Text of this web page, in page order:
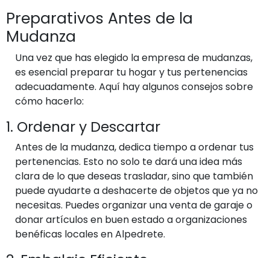
Preparativos Antes de la
Mudanza
Una vez que has elegido la empresa de mudanzas,
es esencial preparar tu hogar y tus pertenencias
adecuadamente. Aquí hay algunos consejos sobre
cómo hacerlo:
1. Ordenar y Descartar
Antes de la mudanza, dedica tiempo a ordenar tus
pertenencias. Esto no solo te dará una idea más
clara de lo que deseas trasladar, sino que también
puede ayudarte a deshacerte de objetos que ya no
necesitas. Puedes organizar una venta de garaje o
donar artículos en buen estado a organizaciones
benéficas locales en Alpedrete.